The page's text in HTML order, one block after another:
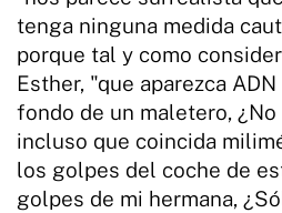
tenga ninguna medida
porque tal y como
Esther, "que aparezca
fondo de un maletero, ¿No
incluso que coincida
los golpes del coche de
golpes de mi hermana,